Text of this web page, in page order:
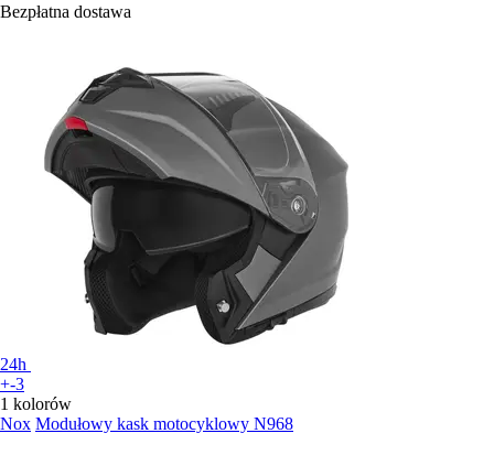
Bezpłatna dostawa
24h
+-3
1 kolorów
Nox Modułowy kask motocyklowy N968